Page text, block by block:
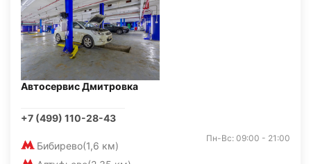
Автосервис Дмитровка
+7 (499) 110-28-43
Бибирево(1,6 км)
Пн-Вс: 09:00 - 21:00